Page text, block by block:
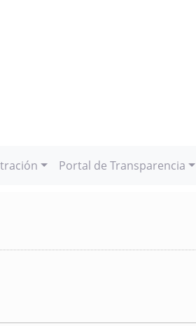
Portal de Transparencia